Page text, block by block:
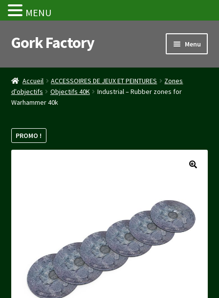
Aller
à
navigation
Aller
au
Gork Factory Menu
Accueil
CGV
Panier
Accueil ACCESSOIRES DE JEUX ET PEINTURES
Zones
d'objectifs
Objectifs 40K
Industrial – Rubber zones for
Warhammer 40k
PROMO !
MENU